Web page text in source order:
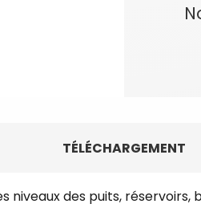
TÉLÉCHARGEMENT
niveaux des puits, réservoirs,